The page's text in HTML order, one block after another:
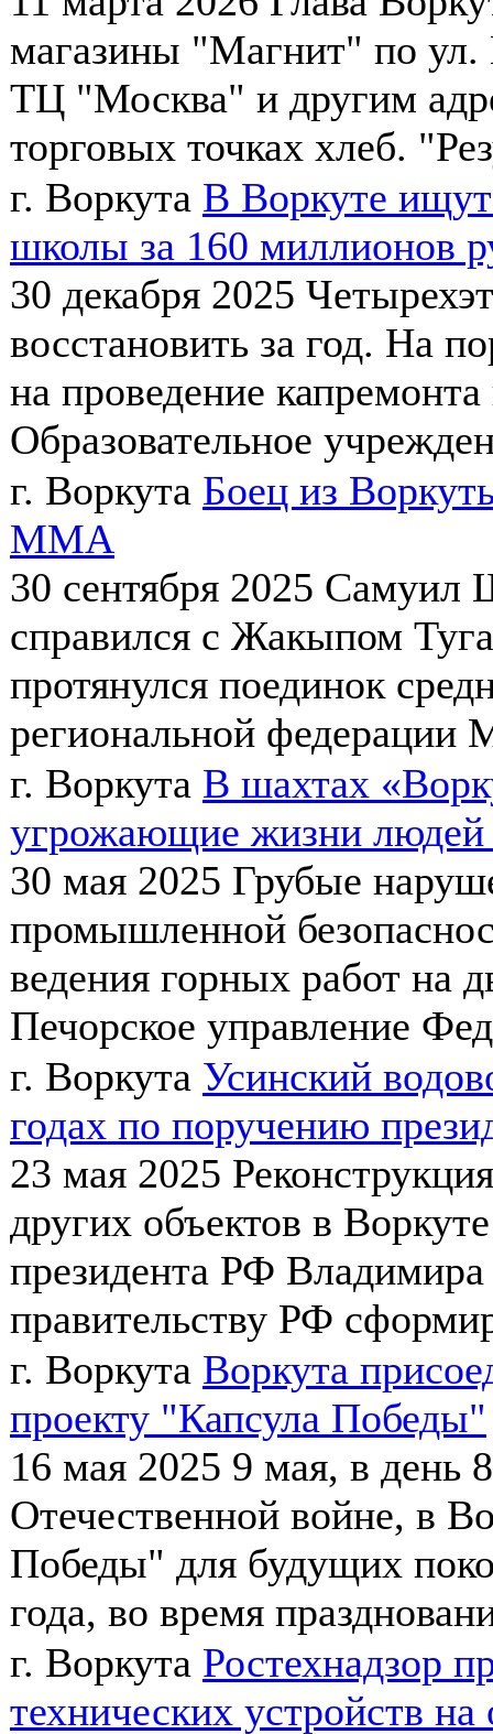
магазины "Магнит" по ул.
ТЦ "Москва" и другим
торговых точках хлеб.
г. Воркута В Воркуте ищут
школы за 160 миллионов
30 декабря 2025
восстановить за год. На
на проведение
Образовательное
г. Воркута Боец из
ММА
30 сентября 2025 Самуил
справился с Жакыпом
протянулся поединок
региональной
г. Воркута В шахтах
угрожающие жизни людей
30 мая 2025 Грубые
промышленной
ведения горных работ на
Печорское управление
г. Воркута Усинский
годах по поручению
23 мая 2025
других объектов в
президента РФ
правительству РФ
г. Воркута Воркута
проекту "Капсула Победы"
16 мая 2025 9 мая, в день
Отечественной войне, в
Победы" для будущих
года, во время
г. Воркута Ростехнадзор
технических устройств